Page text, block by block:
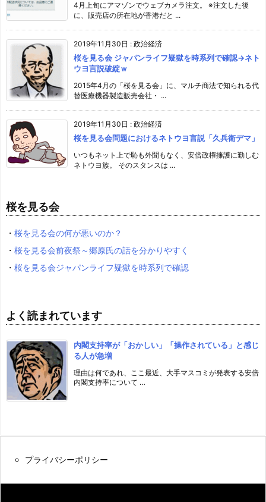
4月上旬にアマゾンでウェブカメラ注文。 ※注文した後
に、販売店の所在地が香港だと ...
2019年11月30日 : 政治経済
桜を見る会 ジャパンライフ疑獄を時系列で確認→ネト
ウヨ言説破綻ｗ
2015年4月の「桜を見る会」に、マルチ商法で知られる代
替医療機器製造販売会社・ ...
2019年11月30日 : 政治経済
桜を見る会問題におけるネトウヨ言説「久兵衛デマ」
いつもネット上で恥も外聞もなく、安倍政権擁護に勤しむ
ネトウヨ族。 そのスタンスは ...
桜を見る会
・ 桜を見る会の何が悪いのか？
・ 桜を見る会前夜祭～郷原氏の話を分かりやすく
・ 桜を見る会ジャパンライフ疑獄を時系列で確認
よく読まれています
内閣支持率が「おかしい」「操作されている」と感じ
る人が急増
理由は何であれ、ここ最近、大手マスコミが発表する安倍
内閣支持率について …
プライバシーポリシー